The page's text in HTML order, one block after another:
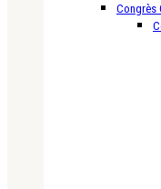
Congrès